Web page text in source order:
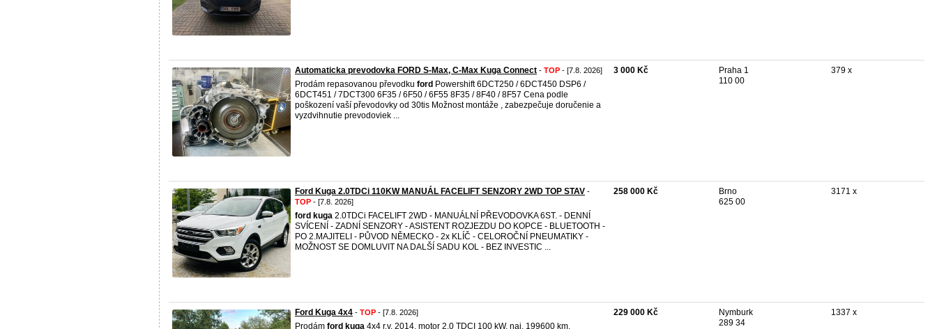
Automaticka prevodovka FORD S-Max, C-Max Kuga Connect - TOP - [7.8. 2026]
Prodám repasovanou převodku ford Powershift 6DCT250 / 6DCT450 DSP6 /
6DCT451 / 7DCT300 6F35 / 6F50 / 6F55 8F35 / 8F40 / 8F57 Cena podle
poškození vaší převodovky od 30tis Možnost montáže , zabezpečuje doručenie a
vyzdvihnutie prevodoviek ...
3 000 Kč
Praha 1
110 00
379 x
Ford Kuga 2.0TDCi 110KW MANUÁL FACELIFT SENZORY 2WD TOP STAV -
TOP - [7.8. 2026]
ford kuga 2.0TDCi FACELIFT 2WD - MANUÁLNÍ PŘEVODOVKA 6ST. - DENNÍ
SVÍCENÍ - ZADNÍ SENZORY - ASISTENT ROZJEZDU DO KOPCE - BLUETOOTH -
PO 2.MAJITELI - PŮVOD NĚMECKO - 2x KLÍČ - CELOROČNÍ PNEUMATIKY -
MOŽNOST SE DOMLUVIT NA DALŠÍ SADU KOL - BEZ INVESTIC ...
258 000 Kč
Brno
625 00
3171 x
Ford Kuga 4x4 - TOP - [7.8. 2026]
Prodám ford kuga 4x4 r.v. 2014, motor 2.0 TDCI 100 kW, naj. 199600 km.
229 000 Kč
Nymburk
289 34
1337 x